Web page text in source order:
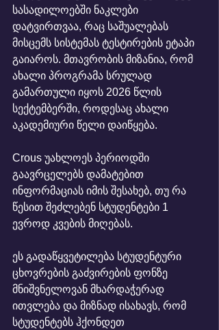
სასადილოებში ნაკლები
დატვირთვაა, რაც საშუალებას
მისცემს სისტემას ტესტირების ეტაპი
გაიაროს. მთავრობის მიზანია, რომ
ახალი პროგრამა სრულად
გამართული იყოს 2026 წლის
სექტემბერში, როდესაც ახალი
აკადემიური წელი დაიწყება.
Crous უახლოეს პერიოდში
გაავრცელებს დამატებით
ინფორმაციას იმის შესახებ, თუ რა
წესით შეძლებენ სტუდენტები 1
ევროდ კვების მიღებას.
ეს გადაწყვეტილება სტუდენტური
ცხოვრების გაძვირების ფონზე
მნიშვნელოვან მხარდაჭერად
ითვლება და მიზნად ისახავს, რომ
სტუდენტებს ჰქონდეთ